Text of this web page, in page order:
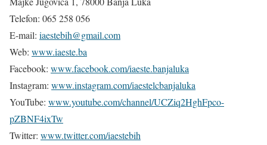
Telefon: 065 258 056
E-mail: iaestebih@gmail.com
Web: www.iaeste.ba
Facebook: www.facebook.com/iaeste.banjaluka
Instagram: www.instagram.com/iaestelcbanjaluka
YouTube: www.youtube.com/channel/UCZiq2HghFpco-
pZBNF4ixTw
Twitter: www.twitter.com/iaestebih